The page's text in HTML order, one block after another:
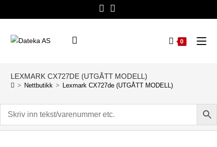
0
LEXMARK CX727DE (UTGÅTT MODELL)
> Nettbutikk > Lexmark CX727de (UTGÅTT MODELL)